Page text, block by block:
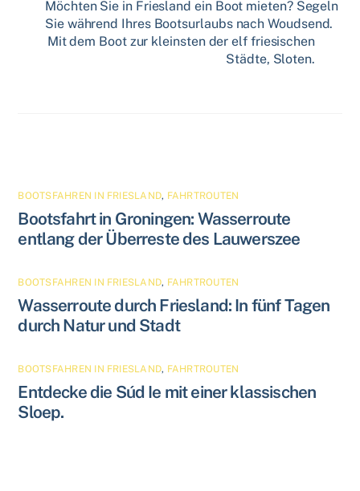
Möchten Sie in Friesland ein Boot mieten? Segeln
Sie während Ihres Bootsurlaubs nach Woudsend.
Mit dem Boot zur kleinsten der elf friesischen
Städte, Sloten.
BOOTSFAHREN IN FRIESLAND, FAHRTROUTEN
Bootsfahrt in Groningen: Wasserroute
entlang der Überreste des Lauwerszee
BOOTSFAHREN IN FRIESLAND, FAHRTROUTEN
Wasserroute durch Friesland: In fünf Tagen
durch Natur und Stadt
BOOTSFAHREN IN FRIESLAND, FAHRTROUTEN
Entdecke die Súd Ie mit einer klassischen
Sloep.